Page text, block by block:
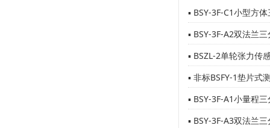
▪ BSY-3F-C1小型方
▪ BSY-3F-A2双法兰
▪ BSZL-2单轮张力传
▪ 非标BSFY-1垫片式
▪ BSY-3F-A1小量程
▪ BSY-3F-A3双法兰